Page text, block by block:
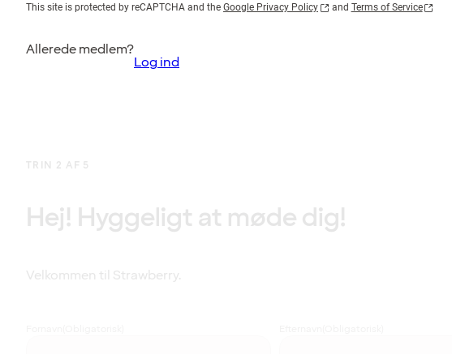
This site is protected by reCAPTCHA and the Google Privacy Policy and Terms of Service
Allerede medlem?
Log ind
TRIN 2 AF 5
Hej! Hyggeligt at møde dig!
Velkommen til Strawberry.